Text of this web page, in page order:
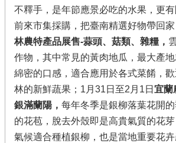
導
產
業
發
展
局
政
府
網
不釋手，是年節應景必吃的水果，更
前來市集採購，把臺南精選好物帶回
林農特產品展售-蒜頭、菇類、雜糧，
作物，其中常見的黃肉地瓜，最大產
綿密的口感，適合應用於各式菜餚，
林的新鮮蔬果；1月31日至2月1日 宜蘭
銀滿蘭陽， 每年冬季是銀柳落葉花開
的花苞，脫去外殼即是高貴氣質的花
氣候適合種植銀柳，也是當地重要花